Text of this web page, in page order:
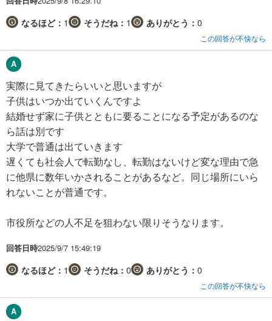
なるほど： 1 そうだね： 1 ありがとう： 0
この回答が不快なら
実際に見てきたらいいと思いますが
子供はいつか出ていくんですよ
結婚せず家に子供とともに要ることになる予定があるのな
ら話は別です
大学で普通は出ていきます
遅くても社会人で転勤なし、転勤はないけど変な理由で急
に他県に数年いかされることがあるなど。同じ場所にいら
れないことが普通です。
市役所などの人不足を狙わない限りそうなります。
回答日時2025/9/7 15:49:19
なるほど： 1 そうだね： 0 ありがとう： 0
この回答が不快なら